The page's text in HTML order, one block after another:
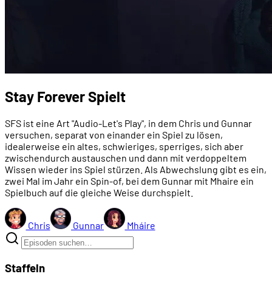
Stay Forever Spielt
SFS ist eine Art "Audio-Let's Play", in dem Chris und Gunnar
versuchen, separat von einander ein Spiel zu lösen,
idealerweise ein altes, schwieriges, sperriges, sich aber
zwischendurch austauschen und dann mit verdoppeltem
Wissen wieder ins Spiel stürzen. Als Abwechslung gibt es ein,
zwei Mal im Jahr ein Spin-of, bei dem Gunnar mit Mhaire ein
Spielbuch auf die gleiche Weise durchspielt.
Chris Gunnar Mháire
Staffeln